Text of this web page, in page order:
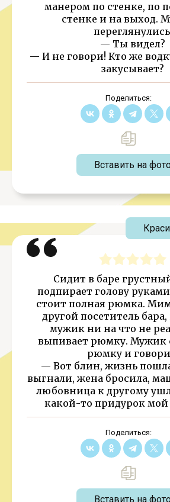
манером по стенке, по
стенке и на выход.
— Ты видел?
— И не говори! Кто же
закусывает?
Поделиться:
Вставить на
Сидит в баре
подпирает голову
стоит полная рюмка.
другой посетитель
мужик ни на что не
выпивает рюмку. Мужик
рюмку и
— Вот блин, жизнь
выгнали, жена бросила,
любовница к другому
какой-то придурок
Поделиться:
Вставить на